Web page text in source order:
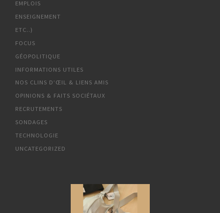
EMPLOIS
ENSEIGNEMENT
ETC..)
FOCUS
GÉOPOLITIQUE
INFORMATIONS UTILES
NOS CLINS D’ŒIL & LIENS AMIS
OPINIONS & FAITS SOCIÉTAUX
RECRUTEMENTS
SONDAGES
TECHNOLOGIE
UNCATEGORIZED